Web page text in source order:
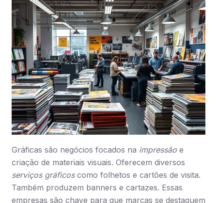
Gráficas são negócios focados na impressão e
criação de materiais visuais. Oferecem diversos
serviços gráficoscomo folhetos e cartões de visita.
Também produzem banners e cartazes. Essas
empresas são chave para que marcas se destaquem